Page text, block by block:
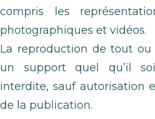
compris les
photographiques et vidéos.
La reproduction de tout
un support quel qu’il
interdite, sauf autorisation
de la publication.